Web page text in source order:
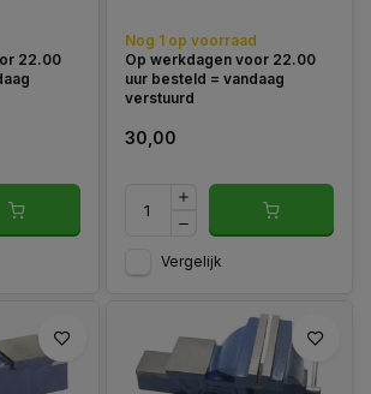
bed,
met
22.00
Nog 1 op voorraad
Op werkdagen voor 22.00
uur besteld = vandaag
verstuurd
30,00
Vergelijk